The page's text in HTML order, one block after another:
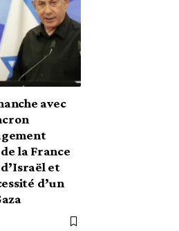
avec
la France
et
d’un